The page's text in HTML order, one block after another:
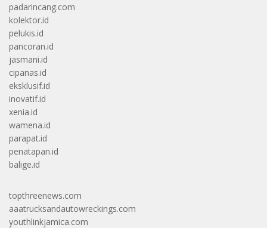
padarincang.com
kolektor.id
pelukis.id
pancoran.id
jasmani.id
cipanas.id
eksklusif.id
inovatif.id
xenia.id
wamena.id
parapat.id
penatapan.id
balige.id
topthreenews.com
aaatrucksandautowreckings.com
youthlinkjamica.com